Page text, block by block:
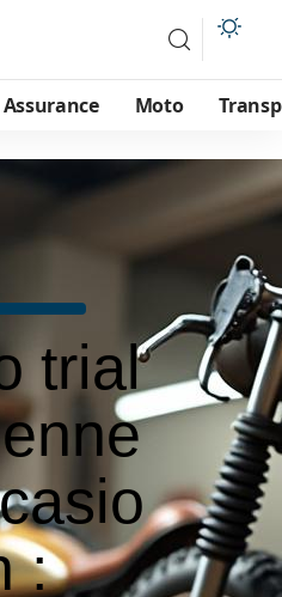
Assurance Moto
trial
: